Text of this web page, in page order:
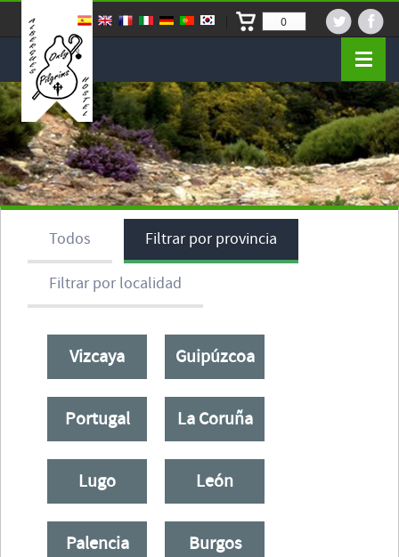
0
Todos Filtrar por provincia
Filtrar por localidad
Vizcaya Guipúzcoa
Portugal La Coruña
Lugo León
Palencia Burgos